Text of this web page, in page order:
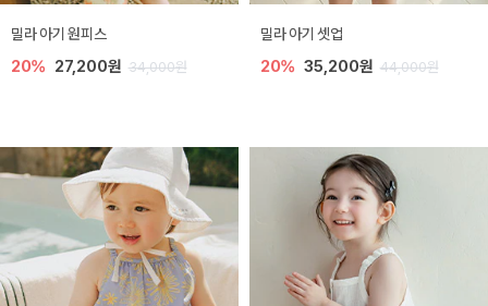
밀라 아기 원피스
20% 27,200원 34,000원
밀라 아기 셋업
20% 35,200원 44,000원